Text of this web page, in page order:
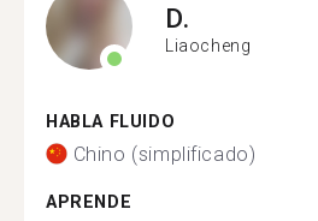
D.
Liaocheng
HABLA FLUIDO
Chino (simplificado)
APRENDE